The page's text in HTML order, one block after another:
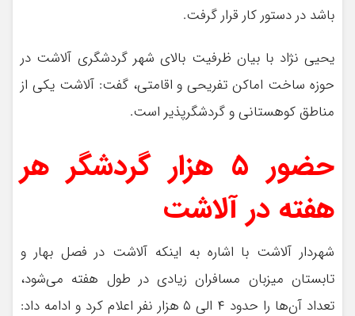
باشد در دستور کار قرار گرفت.
یحیی نژاد با بیان ظرفیت بالای شهر گردشگری آلاشت در
حوزه ساخت اماکن تفریحی و اقامتی، گفت: آلاشت یکی از
مناطق کوهستانی و گردشگرپذیر است.
حضور ۵ هزار گردشگر هر
هفته در آلاشت
شهردار آلاشت با اشاره به اینکه آلاشت در فصل بهار و
تابستان میزبان مسافران زیادی در طول هفته می‌شود،
تعداد آن‌ها را حدود ۴ الی ۵ هزار نفر اعلام کرد و ادامه داد: